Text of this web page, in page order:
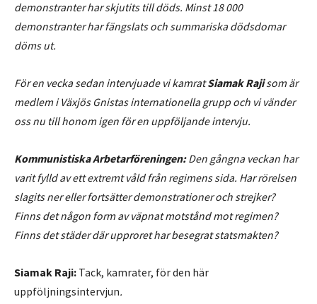
demonstranter har skjutits till döds. Minst 18 000
demonstranter har fängslats och summariska dödsdomar
döms ut.
För en vecka sedan intervjuade vi kamratSiamak Rajisom är
medlem i Växjös Gnistas internationella grupp och vi vänder
oss nu till honom igen för en uppföljande intervju.
Kommunistiska Arbetarföreningen:Den gångna veckan har
varit fylld av ett extremt våld från regimens sida. Har rörelsen
slagits ner eller fortsätter demonstrationer och strejker?
Finns det någon form av väpnat motstånd mot regimen?
Finns det städer där upproret har besegrat statsmakten?
Siamak Raji: Tack, kamrater, för den här
uppföljningsintervjun.